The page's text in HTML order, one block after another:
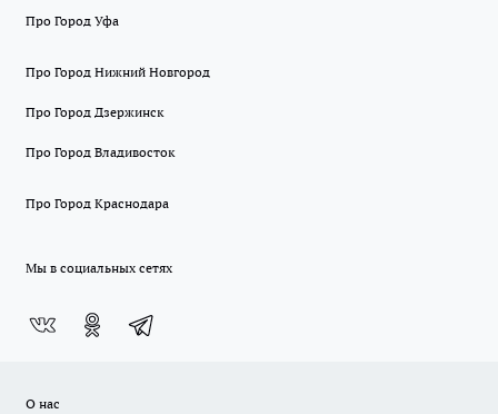
Про Город Уфа
Про Город Нижний Новгород
Про Город Дзержинск
Про Город Владивосток
Про Город Краснодара
Мы в социальных сетях
О нас